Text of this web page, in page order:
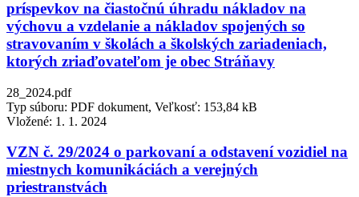
príspevkov na čiastočnú úhradu nákladov na
výchovu a vzdelanie a nákladov spojených so
stravovaním v školách a školských zariadeniach,
ktorých zriaďovateľom je obec Stráňavy
28_2024.pdf
Typ súboru: PDF dokument, Veľkosť: 153,84 kB
Vložené: 1. 1. 2024
VZN č. 29/2024 o parkovaní a odstavení vozidiel na
miestnych komunikáciách a verejných
priestranstvách